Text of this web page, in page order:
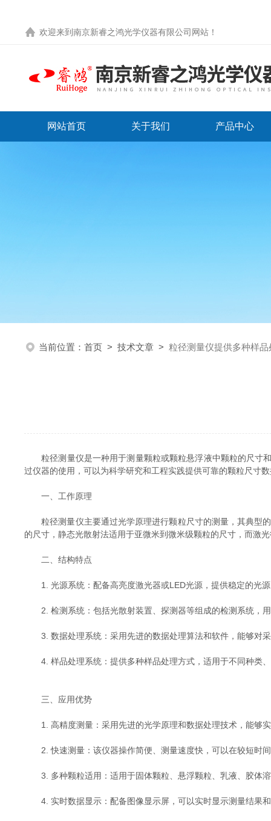
欢迎来到 南京新睿之鸿光学仪器有限公司网站 ！
网站首页 关于我们 产品中心
当前位置： 首页 > 技术文章 > 粒径测量仪提供多种样品
粒径测量仪是一种用于测量颗粒或颗粒悬浮液中颗粒的尺寸和
过仪器的使用，可以为科学研究和工程实践提供可靠的颗粒尺寸
一、工作原理
粒径测量仪主要通过光学原理进行颗粒尺寸的测量，其典型的
的尺寸，静态光散射法适用于亚微米到微米级颗粒的尺寸，而激
二、结构特点
1. 光源系统：配备高亮度激光器或LED光源，提供稳定的光源
2. 检测系统：包括光散射装置、探测器等组成的检测系统，
3. 数据处理系统：采用先进的数据处理算法和软件，能够对
4. 样品处理系统：提供多种样品处理方式，适用于不同种类
三、应用优势
1. 高精度测量：采用先进的光学原理和数据处理技术，能够
2. 快速测量：该仪器操作简便、测量速度快，可以在较短时
3. 多种颗粒适用：适用于固体颗粒、悬浮颗粒、乳液、胶体
4. 实时数据显示：配备图像显示屏，可以实时显示测量结果